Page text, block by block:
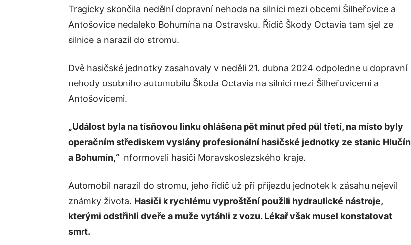
Tragicky skončila nedělní dopravní nehoda na silnici mezi obcemi Šilheřovice a
Antošovice nedaleko Bohumína na Ostravsku. Řidič Škody Octavia tam sjel ze
silnice a narazil do stromu.
Dvě hasičské jednotky zasahovaly v neděli 21. dubna 2024 odpoledne u dopravní
nehody osobního automobilu Škoda Octavia na silnici mezi Šilheřovicemi a
Antošovicemi.
„Událost byla na tísňovou linku ohlášena pět minut před půl třetí, na místo byly
operačním střediskem vyslány profesionální hasičské jednotky ze stanic Hlučín
a Bohumín,“ informovali hasiči Moravskoslezského kraje.
Automobil narazil do stromu, jeho řidič už při příjezdu jednotek k zásahu nejevil
známky života. Hasiči k rychlému vyproštění použili hydraulické nástroje,
kterými odstřihli dveře a muže vytáhli z vozu. Lékař však musel konstatovat
smrt.